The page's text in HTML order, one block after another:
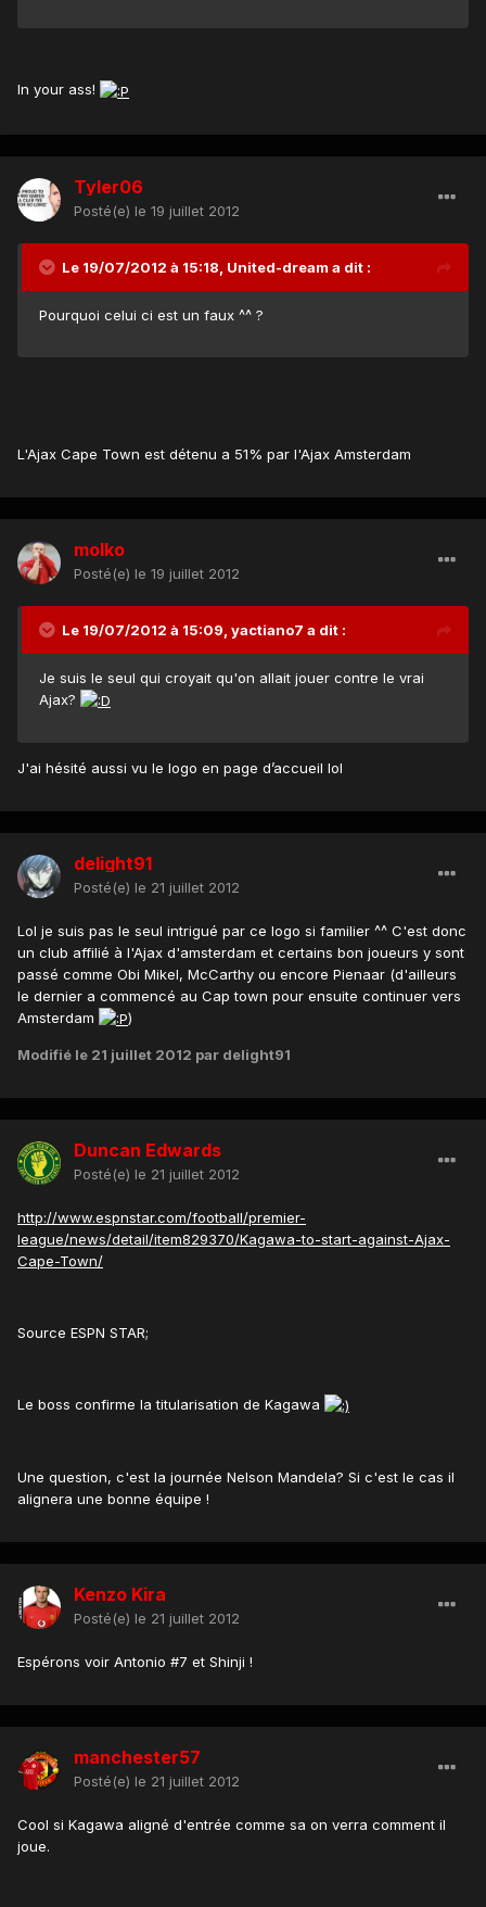
In your ass!
Tyler06
Posté(e) le 19 juillet 2012
Le 19/07/2012 à 15:18, United-dream a dit :
Pourquoi celui ci est un faux ^^ ?
L'Ajax Cape Town est détenu a 51% par l'Ajax Amsterdam
molko
Posté(e) le 19 juillet 2012
Le 19/07/2012 à 15:09, yactiano7 a dit :
Je suis le seul qui croyait qu'on allait jouer contre le vrai
Ajax?
J'ai hésité aussi vu le logo en page d’accueil lol
delight91
Posté(e) le 21 juillet 2012
Lol je suis pas le seul intrigué par ce logo si familier ^^ C'est donc
un club affilié à l'Ajax d'amsterdam et certains bon joueurs y sont
passé comme Obi Mikel, McCarthy ou encore Pienaar (d'ailleurs
le dernier a commencé au Cap town pour ensuite continuer vers
Amsterdam
)
Modifié le 21 juillet 2012 par delight91
Duncan Edwards
Posté(e) le 21 juillet 2012
http://www.espnstar.com/football/premier-
league/news/detail/item829370/Kagawa-to-start-against-Ajax-
Cape-Town/
Source ESPN STAR;
Le boss confirme la titularisation de Kagawa
Une question, c'est la journée Nelson Mandela? Si c'est le cas il
alignera une bonne équipe !
Kenzo Kira
Posté(e) le 21 juillet 2012
Espérons voir Antonio #7 et Shinji !
manchester57
Posté(e) le 21 juillet 2012
Cool si Kagawa aligné d'entrée comme sa on verra comment il
joue.